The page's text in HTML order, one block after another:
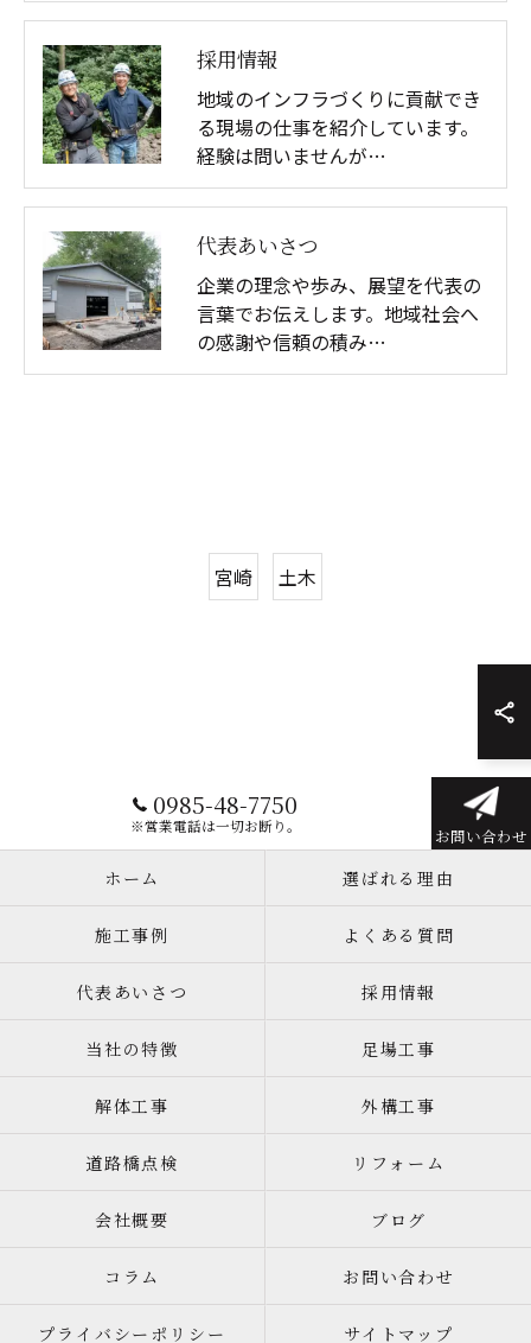
採用情報
地域のインフラづくりに貢献でき
る現場の仕事を紹介しています。
経験は問いませんが…
代表あいさつ
企業の理念や歩み、展望を代表の
言葉でお伝えします。地域社会へ
の感謝や信頼の積み…
宮崎 土木
0985-48-7750
※営業電話は一切お断り。 お問い合わせ
ホーム 選ばれる理由
施工事例 よくある質問
代表あいさつ 採用情報
当社の特徴 足場工事
解体工事 外構工事
道路橋点検 リフォーム
会社概要 ブログ
コラム お問い合わせ
プライバシーポリシー サイトマップ